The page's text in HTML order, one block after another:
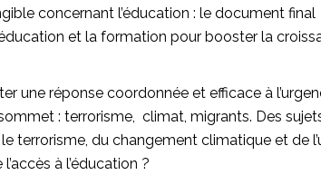
concernant l’éducation : le document
et la formation pour booster la
une réponse coordonnée et efficace à
: terrorisme, climat, migrants. Des
terrorisme, du changement climatique et de
à l’éducation ?